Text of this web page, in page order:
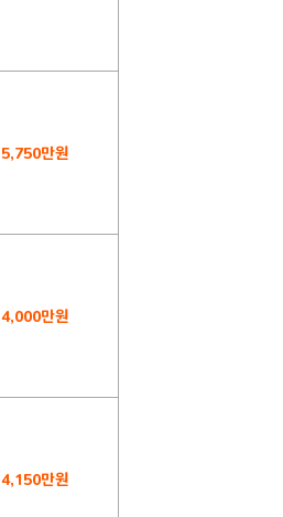
5,750만원
4,000만원
4,150만원